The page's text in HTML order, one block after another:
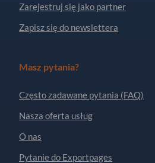
Zarejestruj się jako partner
Zapisz się do newslettera
Masz pytania?
Często zadawane pytania (FAQ)
Nasza oferta usług
O nas
Pytanie do Exportpages